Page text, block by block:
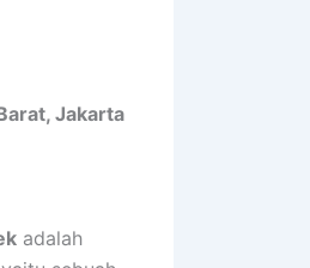
Jakarta
adalah